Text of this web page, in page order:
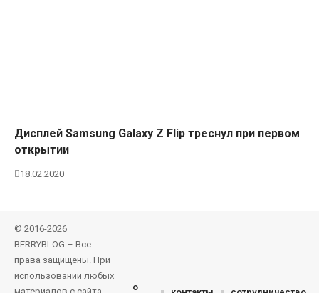
Дисплей Samsung Galaxy Z Flip треснул при первом
открытии
18.02.2020
© 2016-2026
BERRYBLOG – Все
права защищены. При
использовании любых
о